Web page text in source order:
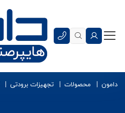
دامون محصولات تجهیزات برودتی